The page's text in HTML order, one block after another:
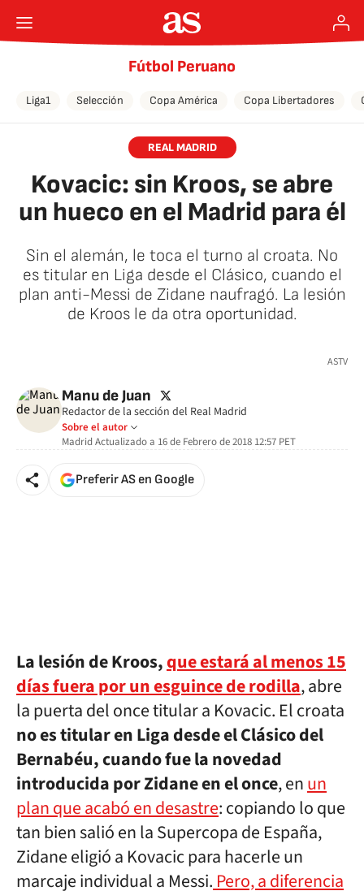
Fútbol Peruano
Liga1 Selección Copa América Copa Libertadores
REAL MADRID
Kovacic: sin Kroos, se abre
un hueco en el Madrid para él
Sin el alemán, le toca el turno al croata. No
es titular en Liga desde el Clásico, cuando el
plan anti-Messi de Zidane naufragó. La lesión
de Kroos le da otra oportunidad.
ASTV
Manu de Juan twitter
Redactor de la sección del Real Madrid
Sobre el autor
MadridActualizado a 16 de Febrero de 2018 12:57 PET
Preferir AS en Google
La lesión de Kroos,que estará al menos 15
días fuera por un esguince de rodilla, abre
la puerta del once titular a Kovacic. El croata
no es titular en Liga desde el Clásico del
Bernabéu, cuando fue la novedad
introducida por Zidane en el once, enun
plan que acabó en desastre: copiando lo que
tan bien salió en la Supercopa de España,
Zidane eligió a Kovacic para hacerle un
marcaje individual a Messi. Pero, a diferencia